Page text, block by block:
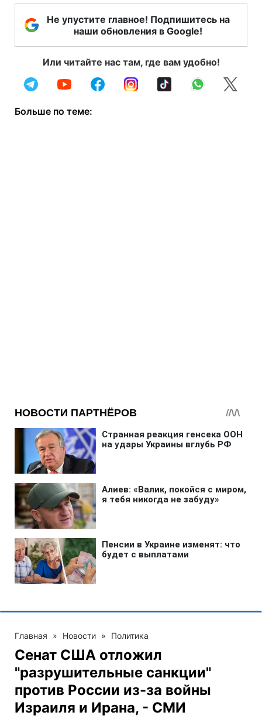
Не упустите главное! Подпишитесь на
наши обновления в Google!
Или читайте нас там, где вам удобно!
Больше по теме:
Главная » Новости » Политика
Сенат США отложил
"разрушительные санкции"
против России из-за войны
Израиля и Ирана, - СМИ